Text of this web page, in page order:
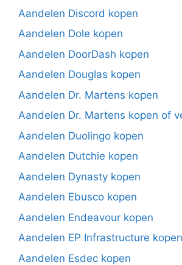
Aandelen Discord kopen
Aandelen Dole kopen
Aandelen DoorDash kopen
Aandelen Douglas kopen
Aandelen Dr. Martens kopen
Aandelen Dr. Martens kopen of
Aandelen Duolingo kopen
Aandelen Dutchie kopen
Aandelen Dynasty kopen
Aandelen Ebusco kopen
Aandelen Endeavour kopen
Aandelen EP Infrastructure kopen
Aandelen Esdec kopen